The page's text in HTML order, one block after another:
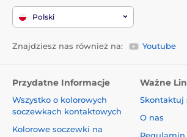
Polski
Znajdziesz nas również na: Youtube
Przydatne Informacje
Wszystko o kolorowych
soczewkach kontaktowych
Kolorowe soczewki na
Ważne
Skontaktuj
O nas